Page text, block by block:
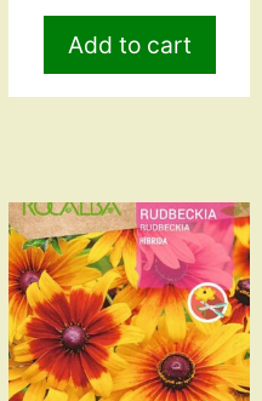
Add to cart